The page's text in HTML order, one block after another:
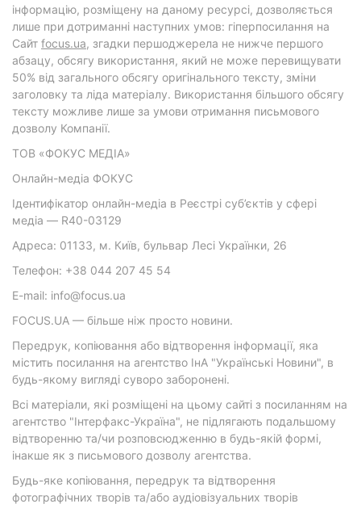
інформацію, розміщену на даному ресурсі, дозволяється
лише при дотриманні наступних умов: гіперпосилання на
Cайт focus.ua, згадки першоджерела не нижче першого
абзацу, обсягу використання, який не може перевищувати
50% від загального обсягу оригінального тексту, зміни
заголовку та ліда матеріалу. Використання більшого обсягу
тексту можливе лише за умови отримання письмового
дозволу Компанії.
ТОВ «ФОКУС МЕДІА»
Онлайн-медіа ФОКУС
Ідентифікатор онлайн-медіа в Реєстрі суб’єктів у сфері
медіа — R40-03129
Адреса: 01133, м. Київ, бульвар Лесі Українки, 26
Телефон: +38 044 207 45 54
E-mail: info@focus.ua
FOCUS.UA — більше ніж просто новини.
Передрук, копіювання або відтворення інформації, яка
містить посилання на агентство ІнА "Українські Новини", в
будь-якому вигляді суворо заборонені.
Всі матеріали, які розміщені на цьому сайті з посиланням на
агентство "Інтерфакс-Україна", не підлягають подальшому
відтворенню та/чи розповсюдженню в будь-якій формі,
інакше як з письмового дозволу агентства.
Будь-яке копіювання, передрук та відтворення
фотографічних творів та/або аудіовізуальних творів